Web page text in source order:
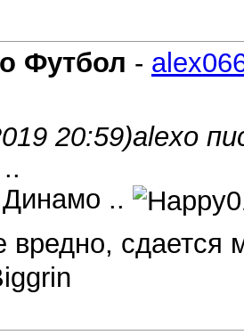
Футбол -
20:59)alexo
..
вредно, сдается